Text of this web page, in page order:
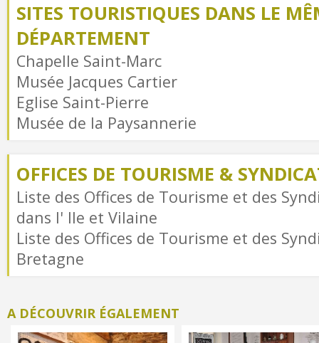
SITES TOURISTIQUES DANS LE
DÉPARTEMENT
Chapelle Saint-Marc
Musée Jacques Cartier
Eglise Saint-Pierre
Musée de la Paysannerie
OFFICES DE TOURISME &
Liste des Offices de Tourisme et des
dans l' Ile et Vilaine
Liste des Offices de Tourisme et des
Bretagne
A DÉCOUVRIR ÉGALEMENT